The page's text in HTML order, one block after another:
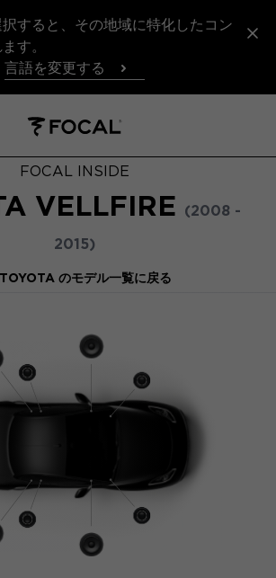
すると、その地域に特化したコン
す。
言語を変更する
FOCAL INSIDE
VELLFIRE (2008 -
2015)
TOYOTA のモデル一覧に戻る